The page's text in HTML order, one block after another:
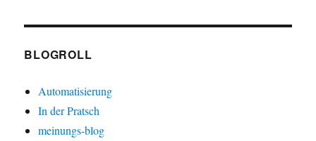
BLOGROLL
Automatisierung
In der Pratsch
meinungs-blog